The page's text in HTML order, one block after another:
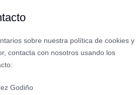
sobre nuestra política de cookies y
contacta con nosotros usando los
Godiño